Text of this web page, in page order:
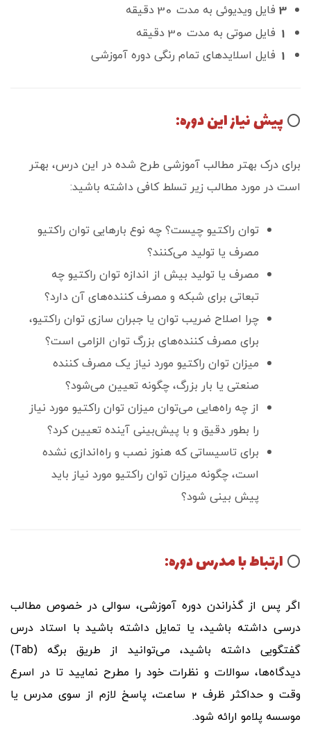
3 فایل ویدیوئی به مدت 30 دقیقه
1 فایل صوتی به مدت 30 دقیقه
1 فایل اسلایدهای تمام رنگی دوره آموزشی
⭕️ پیش نیاز این دوره:
برای درک بهتر مطالب آموزشی طرح شده در این درس، بهتر
است در مورد مطالب زیر تسلط کافی داشته باشید:
توان راکتیو چیست؟ چه نوع بارهایی توان راکتیو
مصرف یا تولید می‌کنند؟
مصرف یا تولید بیش از اندازه توان راکتیو چه
تبعاتی برای شبکه و مصرف کننده‌های آن دارد؟
چرا اصلاح ضریب توان یا جبران سازی توان راکتیو،
برای مصرف کننده‌های بزرگ توان الزامی است؟
میزان توان راکتیو مورد نیاز یک مصرف کننده
صنعتی یا بار بزرگ، چگونه تعیین می‌شود؟
از چه راه‌هایی می‌توان میزان توان راکتیو مورد نیاز
را بطور دقیق و با پیش‌بینی آینده تعیین کرد؟
برای تاسیساتی که هنوز نصب و راه‌اندازی نشده
است، چگونه میزان توان راکتیو مورد نیاز باید
پیش بینی شود؟
⭕️ ارتباط با مدرس دوره:
اگر پس از گذراندن دوره آموزشی، سوالی در خصوص مطالب
درسی داشته باشید، یا تمایل داشته باشید با استاد درس
گفتگویی داشته باشید، می‌توانید از طریق برگه (Tab)
دیدگاه‌ها، سوالات و نظرات خود را مطرح نمایید تا در اسرع
وقت و حداکثر ظرف 2 ساعت، پاسخ لازم از سوی مدرس یا
موسسه پلامو ارائه شود.